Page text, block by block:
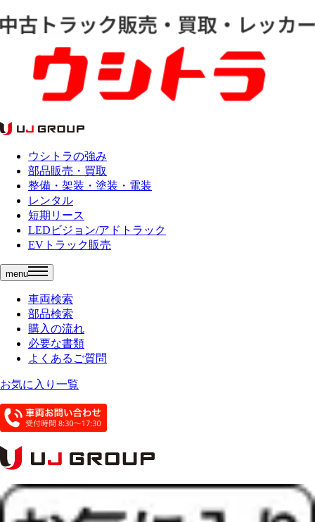
ウシトラの強み
部品販売・買取
整備・架装・塗装・電装
レンタル
短期リース
LEDビジョン/アドトラック
EVトラック販売
menu
車両検索
部品検索
購入の流れ
必要な書類
よくあるご質問
お気に入り一覧